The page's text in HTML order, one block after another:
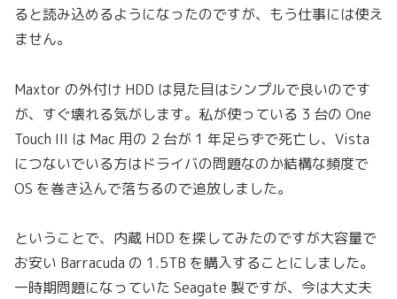
ると読み込めるようになったのですが、もう仕事には使え
ません。
Maxtor の外付け HDD は見た目はシンプルで良いのです
が、すぐ壊れる気がします。私が使っている 3 台の One
Touch III は Mac 用の 2 台が 1 年足らずで死亡し、Vista
につないでいる方はドライバの問題なのか結構な頻度で
OS を巻き込んで落ちるので追放しました。
ということで、内蔵 HDD を探してみたのですが大容量で
お安い Barracuda の 1.5TB を購入することにしました。
一時期問題になっていた Seagate 製ですが、今は大丈夫